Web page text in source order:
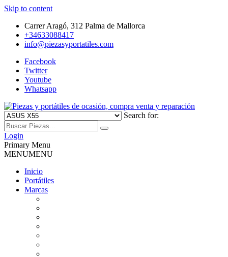
Skip to content
Carrer Aragó, 312 Palma de Mallorca
+34633088417
info@piezasyportatiles.com
Facebook
Twitter
Youtube
Whatsapp
Piezas y portátiles de ocasión,
compra venta y reparación
Todo lo que necesitas para reparar tu portatil, Pantallas, Teclas,
Teclados, Baterías, Carcasas, Placas, Gráficas, Procesadores,
Ventiladores
Search for:
Login
Primary Menu
MENUMENU
Inicio
Portátiles
Marcas